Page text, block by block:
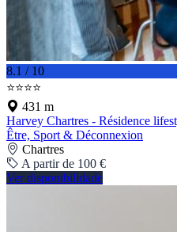
8.1 / 10
⭐⭐⭐⭐
431 m
Harvey Chartres - Résidence
Être, Sport & Déconnexion
Chartres
A partir de 100 €
Ver disponibilidade